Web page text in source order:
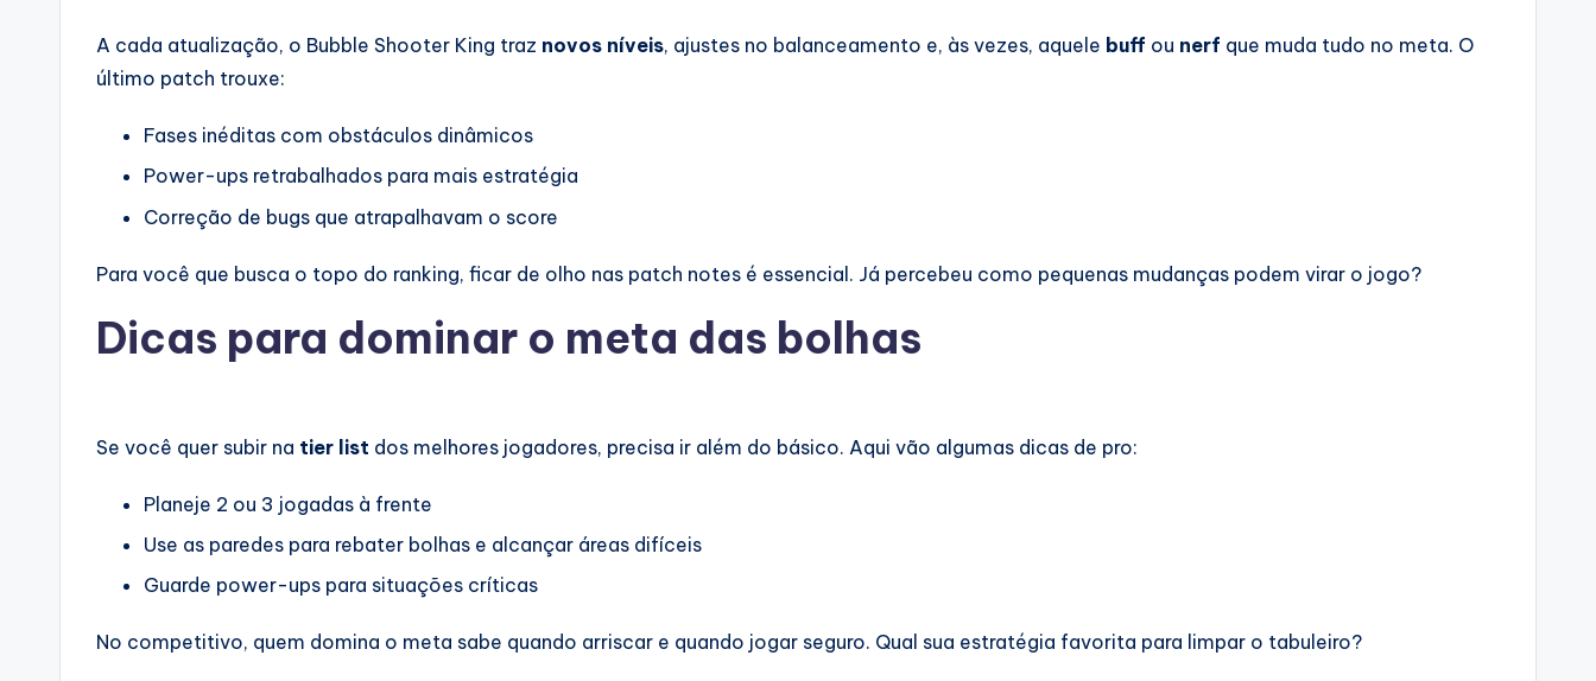
A cada atualização, o Bubble Shooter King traz novos níveis, ajustes no balanceamento e, às vezes, aquele buff ou nerf que muda tudo no meta. O
último patch trouxe:
Fases inéditas com obstáculos dinâmicos
Power-ups retrabalhados para mais estratégia
Correção de bugs que atrapalhavam o score
Para você que busca o topo do ranking, ficar de olho nas patch notes é essencial. Já percebeu como pequenas mudanças podem virar o jogo?
Dicas para dominar o meta das bolhas
Se você quer subir na tier list dos melhores jogadores, precisa ir além do básico. Aqui vão algumas dicas de pro:
Planeje 2 ou 3 jogadas à frente
Use as paredes para rebater bolhas e alcançar áreas difíceis
Guarde power-ups para situações críticas
No competitivo, quem domina o meta sabe quando arriscar e quando jogar seguro. Qual sua estratégia favorita para limpar o tabuleiro?